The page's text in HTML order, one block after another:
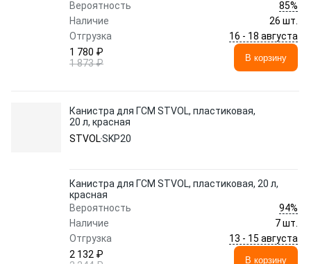
Вероятность
85%
Наличие
26 шт.
Отгрузка
16 - 18 августа
1 780 ₽
1 873 ₽
В корзину
Канистра для ГСМ STVOL, пластиковая,
20 л, красная
STVOLSKP20
Канистра для ГСМ STVOL, пластиковая, 20 л,
красная
Вероятность
94%
Наличие
7 шт.
Отгрузка
13 - 15 августа
2 132 ₽
В корзину